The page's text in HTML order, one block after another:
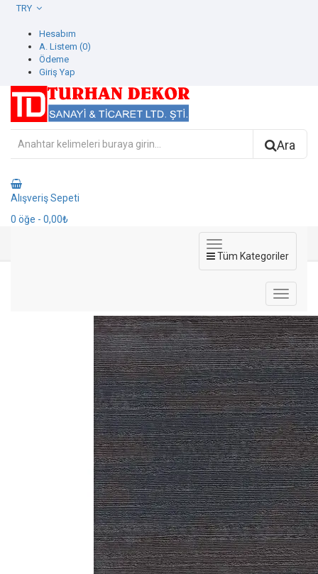
Hesabım
A. Listem (0)
Ödeme
Giriş Yap
Ara
Alışveriş Sepeti
0 öğe - 0,00₺
Tüm Kategoriler